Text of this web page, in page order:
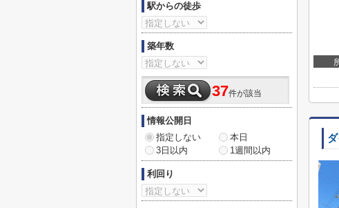
駅からの徒歩
築年数
37件が該当
情報公開日
指定しない
本日
3日以内
1週間以内
利回り